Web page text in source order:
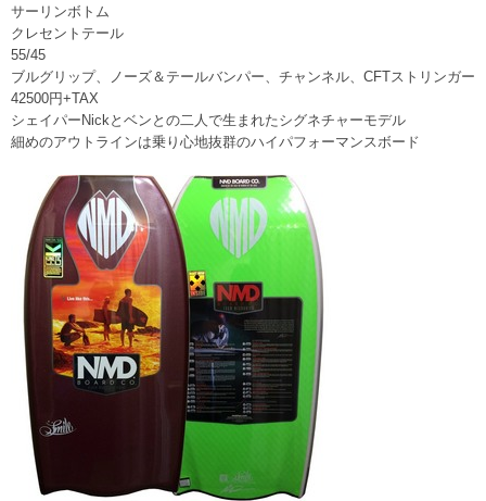
サーリンボトム
クレセントテール
55/45
ブルグリップ、ノーズ＆テールバンパー、チャンネル、CFTストリンガー
42500円+TAX
シェイパーNickとベンとの二人で生まれたシグネチャーモデル
細めのアウトラインは乗り心地抜群のハイパフォーマンスボード